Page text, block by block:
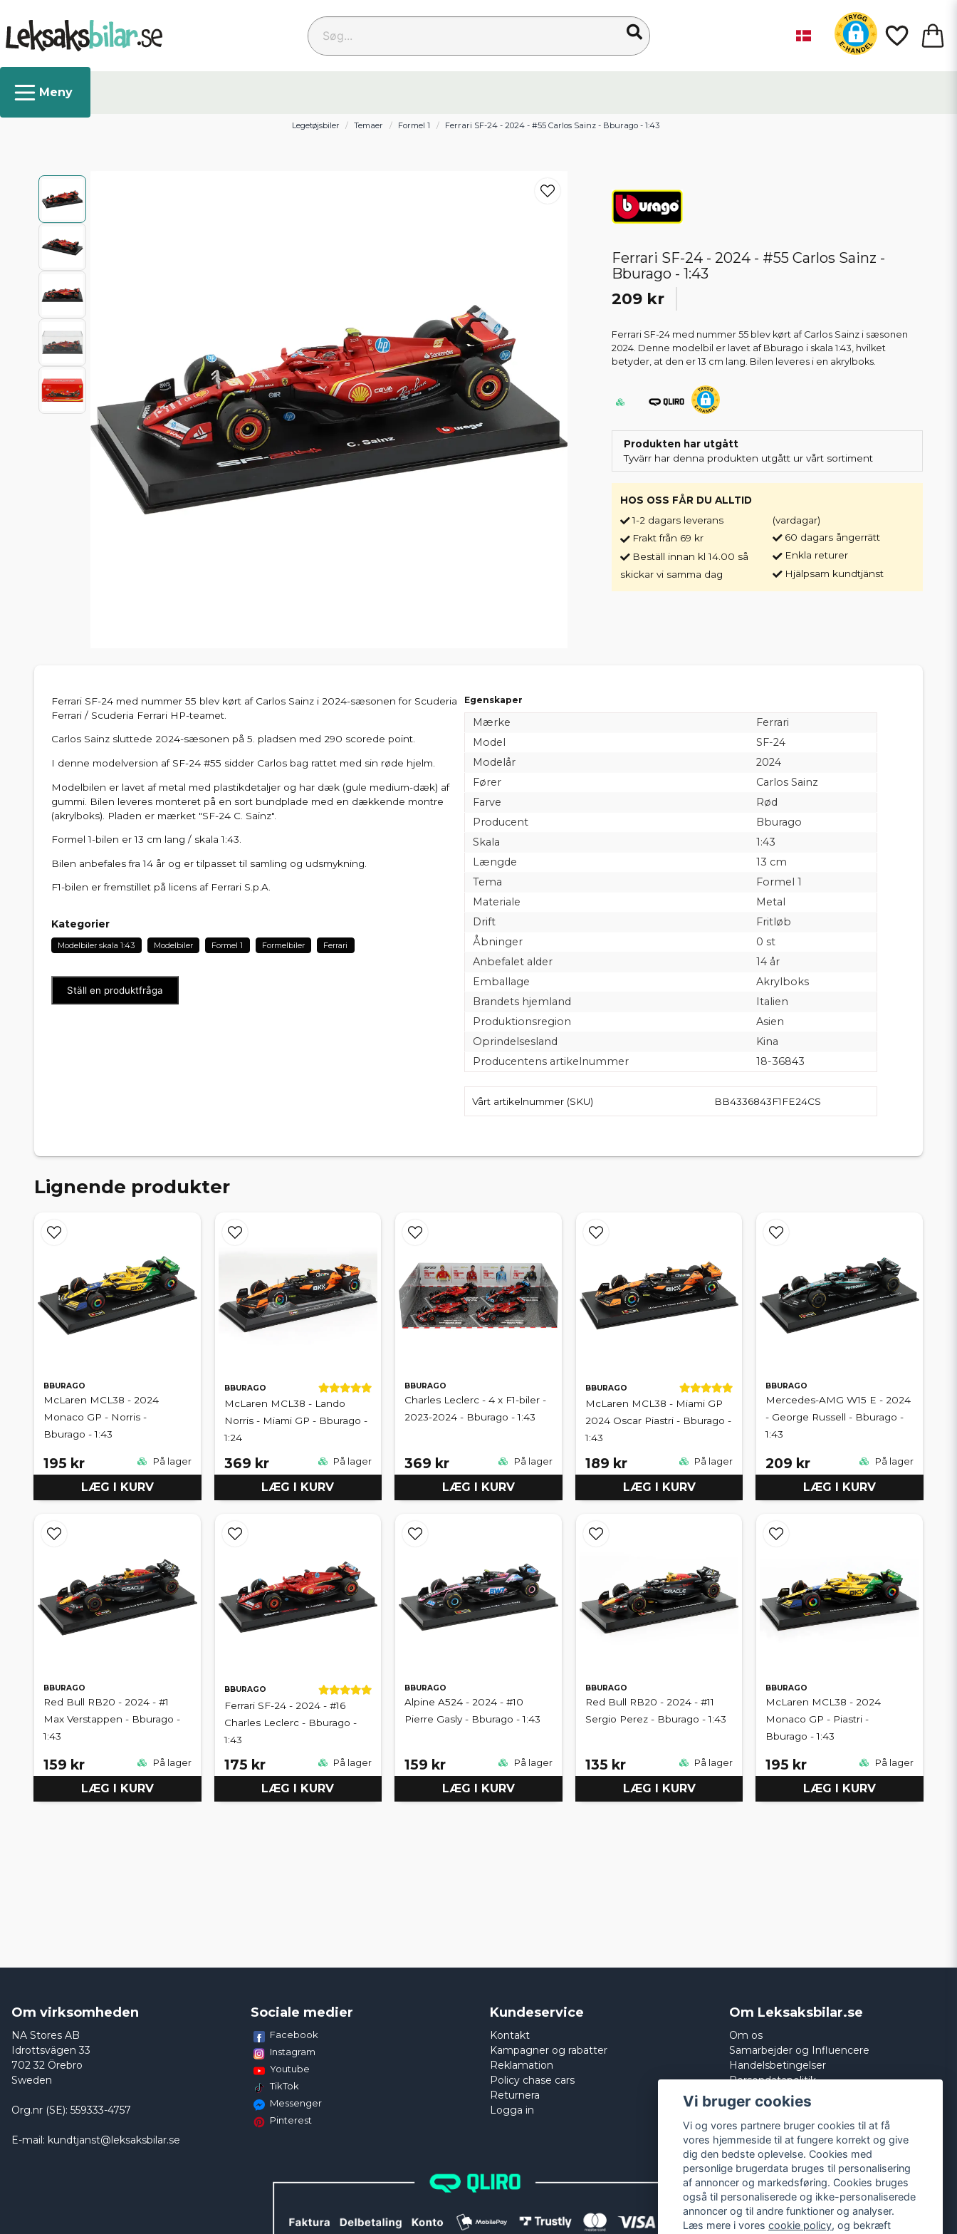
Søg...
Legetøjsbiler Temaer Formel 1 Ferrari SF-24 - 2024 - #55 Carlos Sainz - Bburago - 1:43
Ferrari SF-24 - 2024 - #55 Carlos Sainz -
Bburago - 1:43
209 kr
Ferrari SF-24 med nummer 55 blev kørt af Carlos Sainz i sæsonen
2024. Denne modelbil er lavet af Bburago i skala 1:43, hvilket
betyder, at den er 13 cm lang. Bilen leveres i en akrylboks.
Produkten har utgått
Tyvärr har denna produkten utgått ur vårt sortiment
HOS OSS FÅR DU ALLTID
1-2 dagars leverans
Frakt från 69 kr
Beställ innan kl 14.00 så
skickar vi samma dag
(vardagar)
60 dagars ångerrätt
Enkla returer
Hjälpsam kundtjänst
Ferrari SF-24 med nummer 55 blev kørt af Carlos Sainz i 2024-sæsonen for Scuderia
Ferrari / Scuderia Ferrari HP-teamet.
Carlos Sainz sluttede 2024-sæsonen på 5. pladsen med 290 scorede point.
I denne modelversion af SF-24 #55 sidder Carlos bag rattet med sin røde hjelm.
Modelbilen er lavet af metal med plastikdetaljer og har dæk (gule medium-dæk) af
gummi. Bilen leveres monteret på en sort bundplade med en dækkende montre
(akrylboks). Pladen er mærket "SF-24 C. Sainz".
Formel 1-bilen er 13 cm lang / skala 1:43.
Bilen anbefales fra 14 år og er tilpasset til samling og udsmykning.
F1-bilen er fremstillet på licens af Ferrari S.p.A.
Kategorier
Modelbiler skala 1:43 Modelbiler Formel 1 Formelbiler Ferrari
Ställ en produktfråga
Egenskaper
Mærke
Ferrari
Model
SF-24
Modelår
2024
Fører
Carlos Sainz
Farve
Rød
Producent
Bburago
Skala
1:43
Længde
13 cm
Tema
Formel 1
Materiale
Metal
Drift
Fritløb
Åbninger
0 st
Anbefalet alder
14 år
Emballage
Akrylboks
Brandets hjemland
Italien
Produktionsregion
Asien
Oprindelsesland
Kina
Producentens artikelnummer
18-36843
Vårt artikelnummer (SKU) BB4336843F1FE24CS
Lignende produkter
BBURAGO
McLaren MCL38 - 2024
Monaco GP - Norris -
Bburago - 1:43
195 kr På lager
LÆG I KURV
BBURAGO
McLaren MCL38 - Lando
Norris - Miami GP - Bburago -
1:24
369 kr På lager
LÆG I KURV
BBURAGO
Charles Leclerc - 4 x F1-biler -
2023-2024 - Bburago - 1:43
369 kr På lager
LÆG I KURV
BBURAGO
McLaren MCL38 - Miami GP
2024 Oscar Piastri - Bburago -
1:43
189 kr På lager
LÆG I KURV
BBURAGO
Mercedes-AMG W15 E - 2024
- George Russell - Bburago -
1:43
209 kr På lager
LÆG I KURV
BBURAGO
Red Bull RB20 - 2024 - #1
Max Verstappen - Bburago -
1:43
159 kr På lager
LÆG I KURV
BBURAGO
Ferrari SF-24 - 2024 - #16
Charles Leclerc - Bburago -
1:43
175 kr På lager
LÆG I KURV
BBURAGO
Alpine A524 - 2024 - #10
Pierre Gasly - Bburago - 1:43
159 kr På lager
LÆG I KURV
BBURAGO
Red Bull RB20 - 2024 - #11
Sergio Perez - Bburago - 1:43
135 kr På lager
LÆG I KURV
BBURAGO
McLaren MCL38 - 2024
Monaco GP - Piastri -
Bburago - 1:43
195 kr På lager
LÆG I KURV
Om virksomheden
NA Stores AB
Idrottsvägen 33
702 32 Örebro
Sweden
Org.nr (SE): 559333-4757
E-mail: kundtjanst@leksaksbilar.se
Sociale medier
Facebook
Instagram
Youtube
TikTok
Messenger
Pinterest
Kundeservice
Kontakt
Kampagner og rabatter
Reklamation
Policy chase cars
Returnera
Logga in
Om Leksaksbilar.se
Om os
Samarbejder og Influencere
Handelsbetingelser
Persondatapolitik
Cookies
Vi bruger cookies
Vi og vores partnere bruger cookies til at få
vores hjemmeside til at fungere korrekt og give
dig den bedste oplevelse. Cookies med
personlige brugerdata bruges til personalisering
af annoncer og markedsføring. Cookies bruges
også til personaliserede og ikke-personaliserede
annoncer og til andre funktioner og analyser.
Læs mere i vorescookie policy, og bekræft